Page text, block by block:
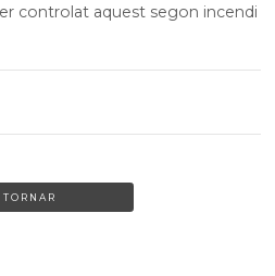
controlat aquest segon incendi
TORNAR